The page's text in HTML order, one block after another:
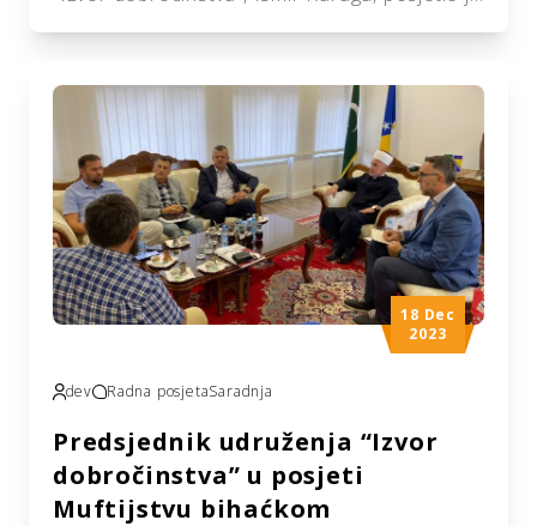
Okanović, te predsjednik Medžlisa, Ismir
Husedžinović. Posjeta je upriličena s
razlogom potpisivanja ugovora o donaciji
sredstava za projekat opremanja mektebskih
učionica za sve gradske džemate na području
grada Banja Luke. Na […]
18 Dec
2023
dev Radna posjetaSaradnja
Predsjednik udruženja “Izvor
dobročinstva” u posjeti
Muftijstvu bihaćkom